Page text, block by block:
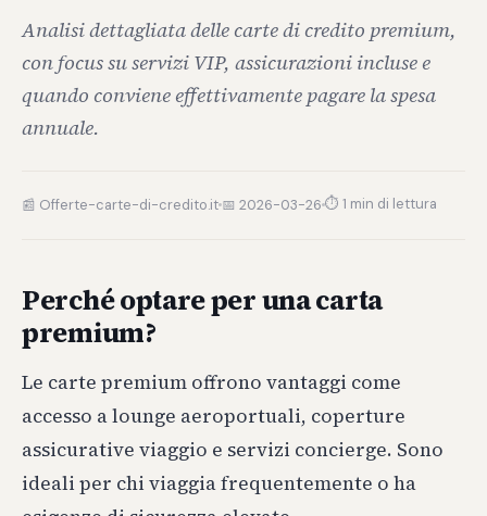
Analisi dettagliata delle carte di credito premium,
con focus su servizi VIP, assicurazioni incluse e
quando conviene effettivamente pagare la spesa
annuale.
📰 Offerte-carte-di-credito.it 📅 2026-03-26 ⏱ 1 min di lettura
Perché optare per una carta
premium?
Le carte premium offrono vantaggi come
accesso a lounge aeroportuali, coperture
assicurative viaggio e servizi concierge. Sono
ideali per chi viaggia frequentemente o ha